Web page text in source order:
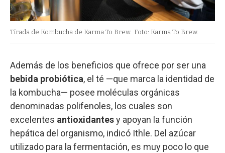
Tirada de Kombucha de Karma To Brew. Foto: Karma To Brew.
Además de los beneficios que ofrece por ser una
bebida probiótica, el té —que marca la identidad de
la kombucha— posee moléculas orgánicas
denominadas polifenoles, los cuales son
excelentes antioxidantesy apoyan la función
hepática del organismo, indicó Ithle. Del azúcar
utilizado para la fermentación, es muy poco lo que